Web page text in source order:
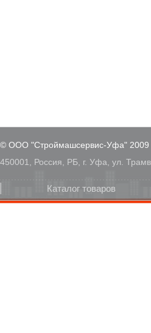
© ООО "Строймашсервис-Уфа" 2009
450001, Россия, РБ, г. Уфа, ул.
Каталог товаров